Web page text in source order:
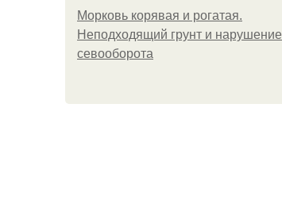
Морковь корявая и рогатая.
Неподходящий грунт и нарушение
севооборота